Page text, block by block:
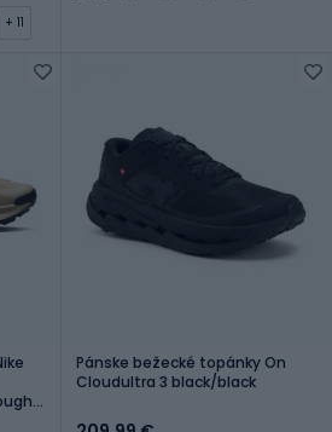
+ 11
Pánske bežecké topánky On
Cloudultra 3 black/black